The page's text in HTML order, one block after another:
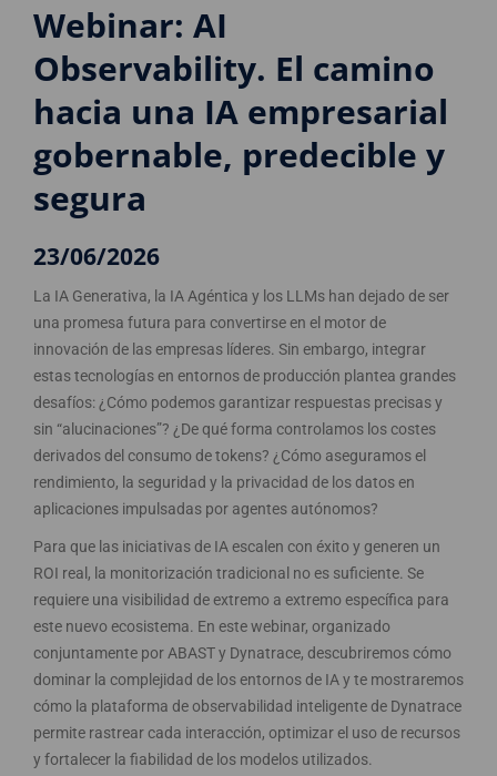
Webinar: AI
Observability. El camino
hacia una IA empresarial
gobernable, predecible y
segura
23/06/2026
La IA Generativa, la IA Agéntica y los LLMs han dejado de ser
una promesa futura para convertirse en el motor de
innovación de las empresas líderes. Sin embargo, integrar
estas tecnologías en entornos de producción plantea grandes
desafíos: ¿Cómo podemos garantizar respuestas precisas y
sin “alucinaciones”? ¿De qué forma controlamos los costes
derivados del consumo de tokens? ¿Cómo aseguramos el
rendimiento, la seguridad y la privacidad de los datos en
aplicaciones impulsadas por agentes autónomos?
Para que las iniciativas de IA escalen con éxito y generen un
ROI real, la monitorización tradicional no es suficiente. Se
requiere una visibilidad de extremo a extremo específica para
este nuevo ecosistema. En este webinar, organizado
conjuntamente por ABAST y Dynatrace, descubriremos cómo
dominar la complejidad de los entornos de IA y te mostraremos
cómo la plataforma de observabilidad inteligente de Dynatrace
permite rastrear cada interacción, optimizar el uso de recursos
y fortalecer la fiabilidad de los modelos utilizados.